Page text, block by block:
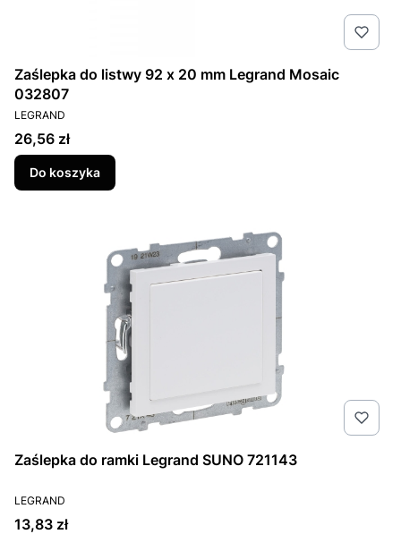
Zaślepka do listwy 92 x 20 mm Legrand Mosaic
032807
PRODUCENT
LEGRAND
Cena
26,56 zł
Do koszyka
Zaślepka do ramki Legrand SUNO 721143
PRODUCENT
LEGRAND
Cena
13,83 zł